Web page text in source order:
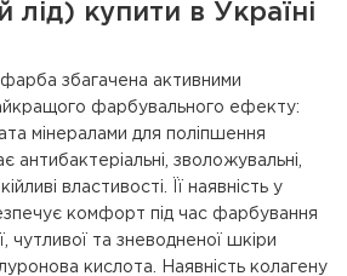
купити в Україні
збагачена активними
фарбувального ефекту:
мінералами для поліпшення
антибактеріальні, зволожувальні,
властивості. Її наявність у
комфорт під час фарбування
чутливої ​​та зневодненої шкіри
кислота. Наявність колагену